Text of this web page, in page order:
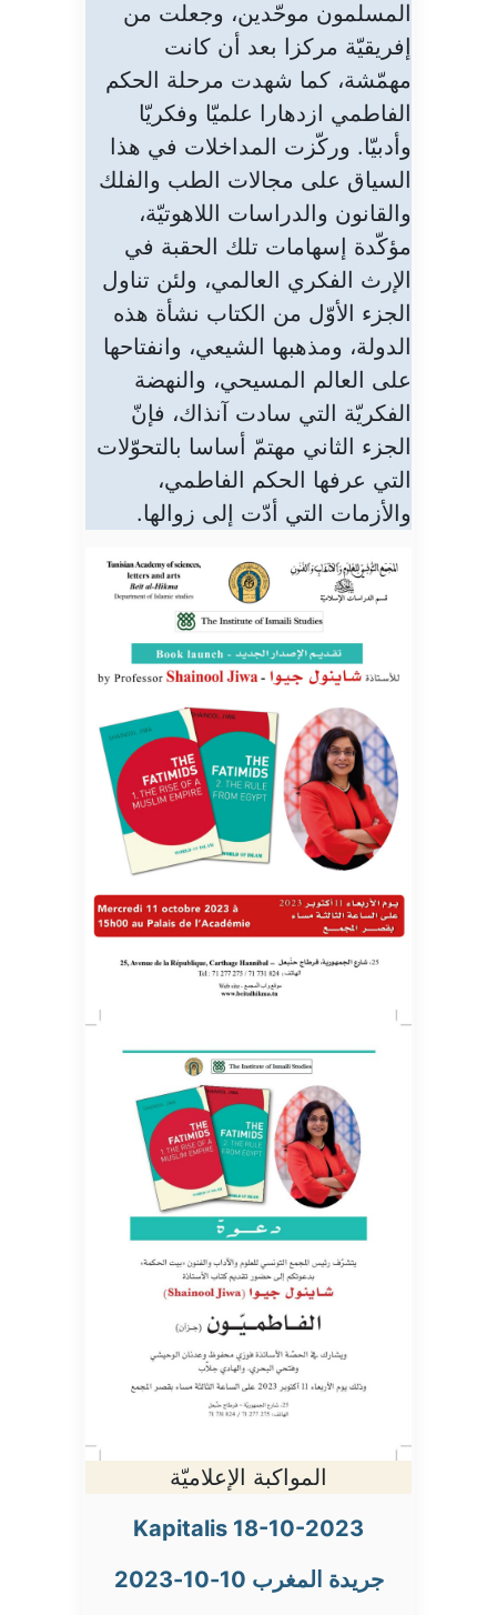
المسلمون موحّدين، وجعلت من
إفريقيّة مركزا بعد أن كانت
مهمّشة، كما شهدت مرحلة الحكم
الفاطمي ازدهارا علميّا وفكريّا
وأدبيّا. وركّزت المداخلات في هذا
السياق على مجالات الطب والفلك
والقانون والدراسات اللاهوتيّة،
مؤكّدة إسهامات تلك الحقبة في
الإرث الفكري العالمي، ولئن تناول
الجزء الأوّل من الكتاب نشأة هذه
الدولة، ومذهبها الشيعي، وانفتاحها
على العالم المسيحي، والنهضة
الفكريّة التي سادت آنذاك، فإنّ
الجزء الثاني مهتمّ أساسا بالتحوّلات
التي عرفها الحكم الفاطمي،
والأزمات التي أدّت إلى زوالها.
المواكبة الإعلاميّة
Kapitalis 18-10-2023
جريدة المغرب 10-10-2023